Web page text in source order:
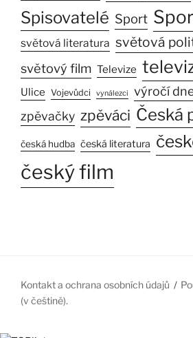
Spisovatelé Sport
světová literatura světová
světový film Televize
Ulice Vojevůdci vynálezci výročí
zpěvačky zpěváci Česká
česká hudba česká literatura
český film
Kontakt a ochrana osobních údajů
(v češtině).